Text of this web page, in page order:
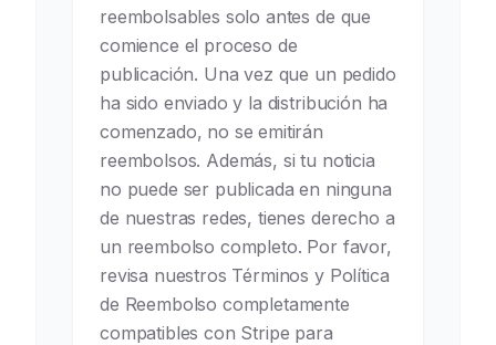
reembolsables solo antes de que
comience el proceso de
publicación. Una vez que un pedido
ha sido enviado y la distribución ha
comenzado, no se emitirán
reembolsos. Además, si tu noticia
no puede ser publicada en ninguna
de nuestras redes, tienes derecho a
un reembolso completo. Por favor,
revisa nuestros Términos y Política
de Reembolso completamente
compatibles con Stripe para